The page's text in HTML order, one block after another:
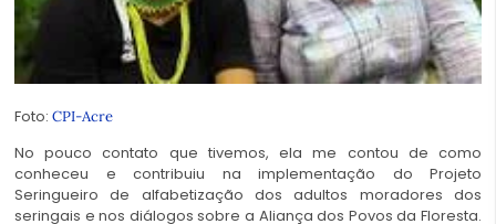
Foto: CPI-Acre
No pouco contato que tivemos, ela me contou de como
conheceu e contribuiu na implementação do Projeto
Seringueiro de alfabetização dos adultos moradores dos
seringais e nos diálogos sobre a Aliança dos Povos da Floresta.